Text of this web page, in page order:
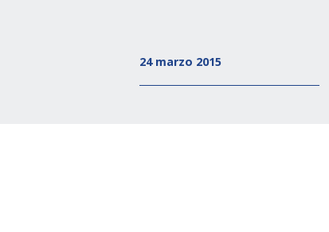
24 marzo 2015